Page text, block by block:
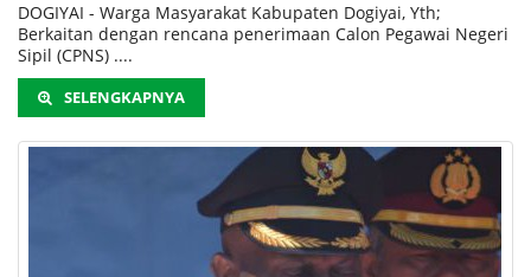
DOGIYAI - Warga Masyarakat Kabupaten Dogiyai, Yth;
Berkaitan dengan rencana penerimaan Calon Pegawai Negeri
Sipil (CPNS) ....
SELENGKAPNYA